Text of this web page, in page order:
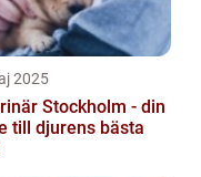
2025
Stockholm - din
till djurens bästa